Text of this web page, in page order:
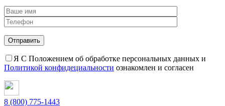
Я С Положением об обработке персональных данных и
Политикой конфидециальности ознакомлен и согласен
8 (800) 775-1443